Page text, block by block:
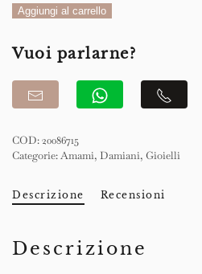
Anello
Aggiungi al carrello
Vuoi parlarne?
COD:20086715
Categorie:Amami, Damiani, Gioielli
Descrizione Recensioni
Descrizione